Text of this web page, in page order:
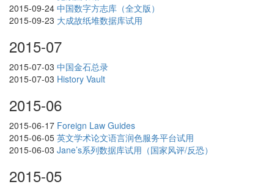
2015-09-24 中国数字方志库（全文版）
2015-09-23 大成故纸堆数据库试用
2015-07
2015-07-03 中国金石总录
2015-07-03 History Vault
2015-06
2015-06-17 Foreign Law Guides
2015-06-05 英文学术论文语言润色服务平台试用
2015-06-03 Jane’s系列数据库试用（国家风评/反恐）
2015-05